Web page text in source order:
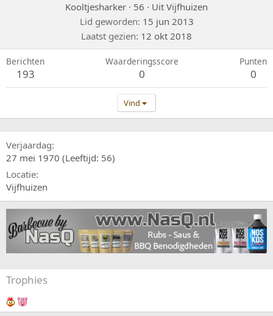
Kooltjesharker · 56 · Uit Vijfhuizen
Lid geworden 15 jun 2013
Laatst gezien 12 okt 2018
Berichten
193
Waarderingsscore
0
Punten
0
Vind
Verjaardag
27 mei 1970 (Leeftijd: 56)
Locatie
Vijfhuizen
Trophies